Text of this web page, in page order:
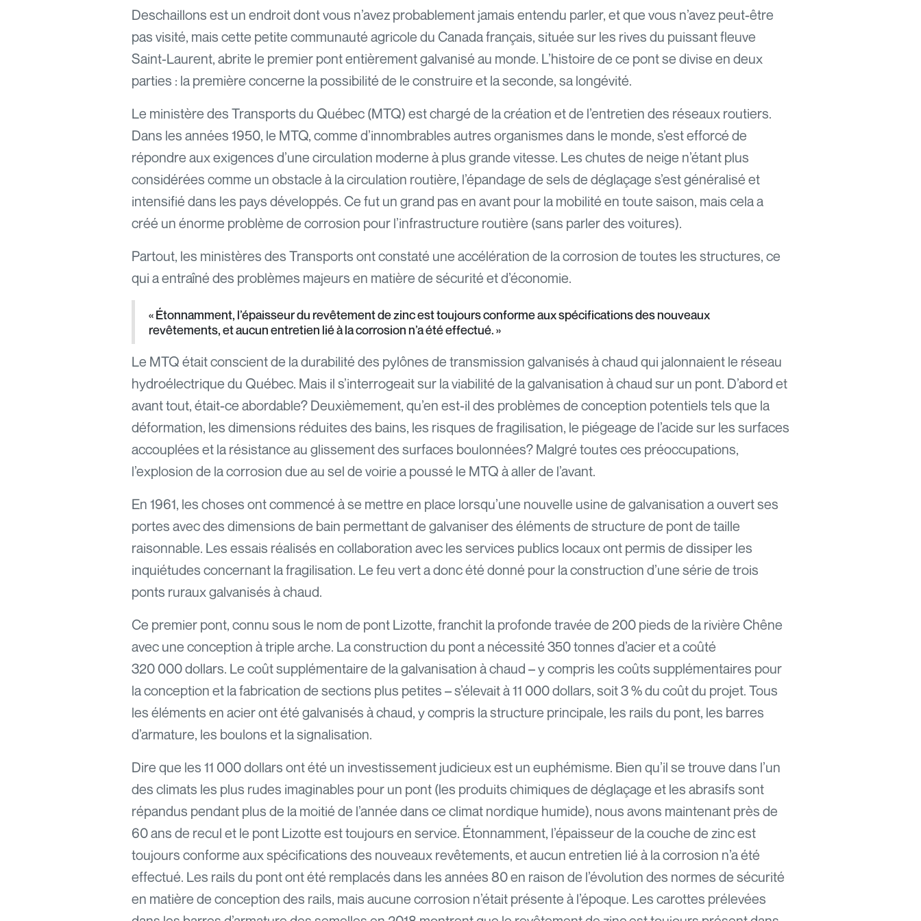
Deschaillons est un endroit dont vous n’avez probablement jamais entendu parler, et que vous n’avez peut-être
pas visité, mais cette petite communauté agricole du Canada français, située sur les rives du puissant fleuve
Saint-Laurent, abrite le premier pont entièrement galvanisé au monde. L’histoire de ce pont se divise en deux
parties : la première concerne la possibilité de le construire et la seconde, sa longévité.
Le ministère des Transports du Québec (MTQ) est chargé de la création et de l’entretien des réseaux routiers.
Dans les années 1950, le MTQ, comme d’innombrables autres organismes dans le monde, s’est efforcé de
répondre aux exigences d’une circulation moderne à plus grande vitesse. Les chutes de neige n’étant plus
considérées comme un obstacle à la circulation routière, l’épandage de sels de déglaçage s’est généralisé et
intensifié dans les pays développés. Ce fut un grand pas en avant pour la mobilité en toute saison, mais cela a
créé un énorme problème de corrosion pour l’infrastructure routière (sans parler des voitures).
Partout, les ministères des Transports ont constaté une accélération de la corrosion de toutes les structures, ce
qui a entraîné des problèmes majeurs en matière de sécurité et d’économie.
« Étonnamment, l’épaisseur du revêtement de zinc est toujours conforme aux spécifications des nouveaux
revêtements, et aucun entretien lié à la corrosion n’a été effectué. »
Le MTQ était conscient de la durabilité des pylônes de transmission galvanisés à chaud qui jalonnaient le réseau
hydroélectrique du Québec. Mais il s’interrogeait sur la viabilité de la galvanisation à chaud sur un pont. D’abord et
avant tout, était-ce abordable? Deuxièmement, qu’en est-il des problèmes de conception potentiels tels que la
déformation, les dimensions réduites des bains, les risques de fragilisation, le piégeage de l’acide sur les surfaces
accouplées et la résistance au glissement des surfaces boulonnées? Malgré toutes ces préoccupations,
l’explosion de la corrosion due au sel de voirie a poussé le MTQ à aller de l’avant.
En 1961, les choses ont commencé à se mettre en place lorsqu’une nouvelle usine de galvanisation a ouvert ses
portes avec des dimensions de bain permettant de galvaniser des éléments de structure de pont de taille
raisonnable. Les essais réalisés en collaboration avec les services publics locaux ont permis de dissiper les
inquiétudes concernant la fragilisation. Le feu vert a donc été donné pour la construction d’une série de trois
ponts ruraux galvanisés à chaud.
Ce premier pont, connu sous le nom de pont Lizotte, franchit la profonde travée de 200 pieds de la rivière Chêne
avec une conception à triple arche. La construction du pont a nécessité 350 tonnes d’acier et a coûté
320 000 dollars. Le coût supplémentaire de la galvanisation à chaud – y compris les coûts supplémentaires pour
la conception et la fabrication de sections plus petites – s’élevait à 11 000 dollars, soit 3 % du coût du projet. Tous
les éléments en acier ont été galvanisés à chaud, y compris la structure principale, les rails du pont, les barres
d’armature, les boulons et la signalisation.
Dire que les 11 000 dollars ont été un investissement judicieux est un euphémisme. Bien qu’il se trouve dans l’un
des climats les plus rudes imaginables pour un pont (les produits chimiques de déglaçage et les abrasifs sont
répandus pendant plus de la moitié de l’année dans ce climat nordique humide), nous avons maintenant près de
60 ans de recul et le pont Lizotte est toujours en service. Étonnamment, l’épaisseur de la couche de zinc est
toujours conforme aux spécifications des nouveaux revêtements, et aucun entretien lié à la corrosion n’a été
effectué. Les rails du pont ont été remplacés dans les années 80 en raison de l’évolution des normes de sécurité
en matière de conception des rails, mais aucune corrosion n’était présente à l’époque. Les carottes prélevées